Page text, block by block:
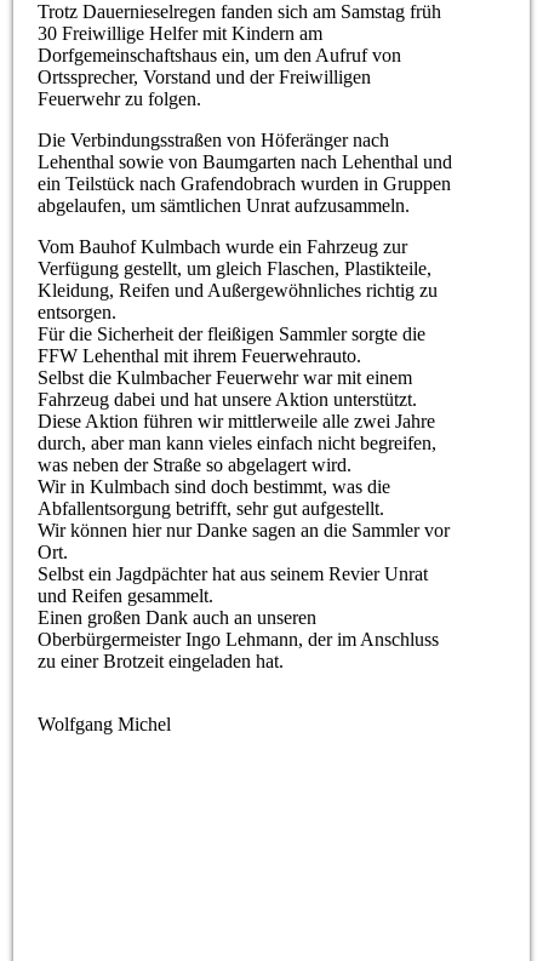
Trotz Dauernieselregen fanden sich am Samstag früh
30 Freiwillige Helfer mit Kindern am
Dorfgemeinschaftshaus ein, um den Aufruf von
Ortssprecher, Vorstand und der Freiwilligen
Feuerwehr zu folgen.
Die Verbindungsstraßen von Höferänger nach
Lehenthal sowie von Baumgarten nach Lehenthal und
ein Teilstück nach Grafendobrach wurden in Gruppen
abgelaufen, um sämtlichen Unrat aufzusammeln.
Vom Bauhof Kulmbach wurde ein Fahrzeug zur
Verfügung gestellt, um gleich Flaschen, Plastikteile,
Kleidung, Reifen und Außergewöhnliches richtig zu
entsorgen.
Für die Sicherheit der fleißigen Sammler sorgte die
FFW Lehenthal mit ihrem Feuerwehrauto.
Selbst die Kulmbacher Feuerwehr war mit einem
Fahrzeug dabei und hat unsere Aktion unterstützt.
Diese Aktion führen wir mittlerweile alle zwei Jahre
durch, aber man kann vieles einfach nicht begreifen,
was neben der Straße so abgelagert wird.
Wir in Kulmbach sind doch bestimmt, was die
Abfallentsorgung betrifft, sehr gut aufgestellt.
Wir können hier nur Danke sagen an die Sammler vor
Ort.
Selbst ein Jagdpächter hat aus seinem Revier Unrat
und Reifen gesammelt.
Einen großen Dank auch an unseren
Oberbürgermeister Ingo Lehmann, der im Anschluss
zu einer Brotzeit eingeladen hat.
Wolfgang Michel